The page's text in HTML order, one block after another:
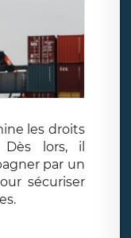
les droits
lors, il
par un
sécuriser